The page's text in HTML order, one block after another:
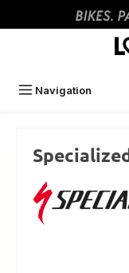
Zum Hauptinhalt
Navigation